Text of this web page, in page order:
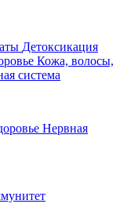
Детоксикация
Кожа, волосы,
система
Нервная